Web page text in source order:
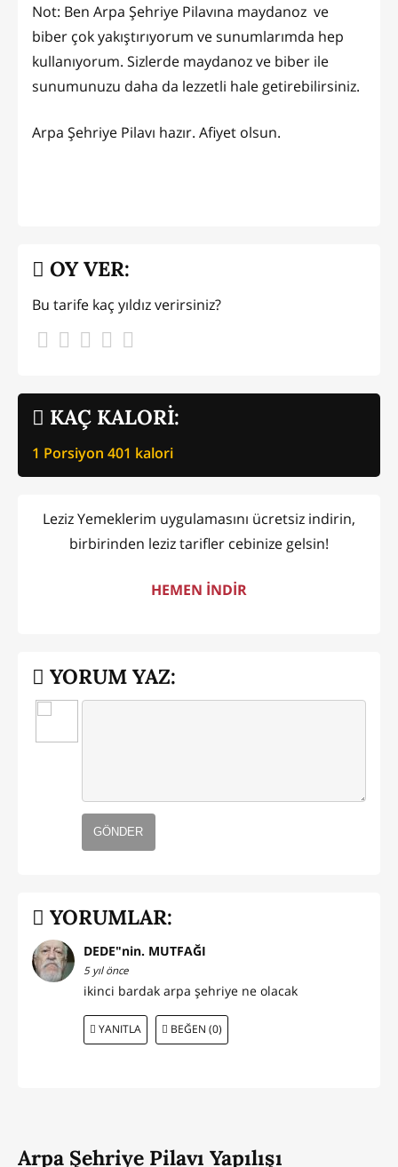
Not: Ben Arpa Şehriye Pilavına maydanoz ve
biber çok yakıştırıyorum ve sunumlarımda hep
kullanıyorum. Sizlerde maydanoz ve biber ile
sunumunuzu daha da lezzetli hale getirebilirsiniz.
Arpa Şehriye Pilavı hazır. Afiyet olsun.
KAÇ KALORİ:
1 Porsiyon 401 kalori
OY VER:
Bu tarife kaç yıldız verirsiniz?
Leziz Yemeklerim uygulamasını ücretsiz indirin,
birbirinden leziz tarifler cebinize gelsin!
HEMEN İNDİR
YORUM YAZ:
GÖNDER
YORUMLAR:
DEDE"nin. MUTFAĞI
5 yıl önce
ikinci bardak arpa şehriye ne olacak
YANITLA BEĞEN (0)
Arpa Şehriye Pilavı Yapılışı